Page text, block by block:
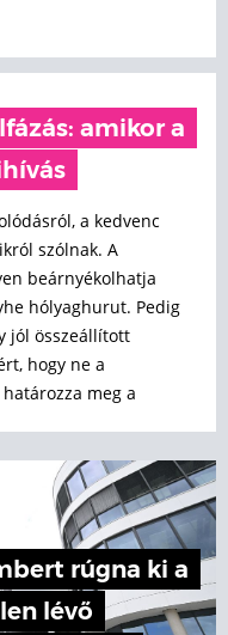
amikor a
a kedvenc
szólnak. A
beárnyékolhatja
hólyaghurut. Pedig
jól összeállított
hogy ne a
meg a
rúgna ki a
lévő